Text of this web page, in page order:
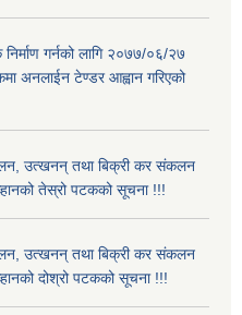
गर्नको लागि २०७७/०६/२७
अनलाईन टेण्डर आह्वान गरिएको
उत्खनन् तथा बिक्री कर संकलन
तेस्रो पटकको सूचना !!!
उत्खनन् तथा बिक्री कर संकलन
दोश्रो पटकको सूचना !!!